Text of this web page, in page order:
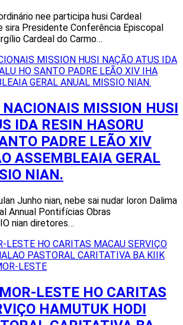
nee participa husi Cardeal
sira Presidente Conferência Episcopal
Cardeal do Carmo…
NACIONAIS MISSION HUSI
IDA RESIN HASORU
PADRE LEÃO XIV
ASSEMBLEAIA GERAL
NIAN.
Junho nian, nebe sai nudar loron Dalima
Annual Pontifícias Obras
nian diretores…
LESTE HO CARITAS
HAMUTUK HODI